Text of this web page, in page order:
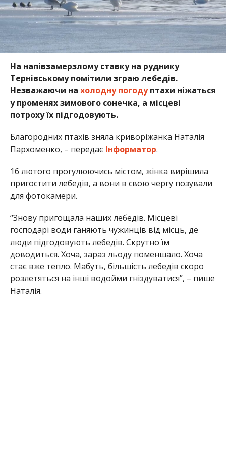
На напівзамерзлому ставку на руднику
Тернівському помітили зграю лебедів.
Незважаючи на холодну погодуптахи ніжаться
у променях зимового сонечка, а місцеві
потроху їх підгодовують.
Благородних птахів зняла криворіжанка Наталія
Пархоменко, – передає Інформатор.
16 лютого прогулюючись містом, жінка вирішила
пригостити лебедів, а вони в свою чергу позували
для фотокамери.
“Знову пригощала наших лебедів. Місцеві
господарі води ганяють чужинців від місць, де
люди підгодовують лебедів. Скрутно їм
доводиться. Хоча, зараз льоду поменшало. Хоча
стає вже тепло. Мабуть, більшість лебедів скоро
розлетяться на інші водойми гніздуватися”, – пише
Наталія.